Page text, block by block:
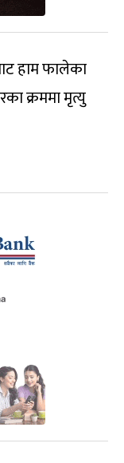
हाम फालेका
क्रममा मृत्यु